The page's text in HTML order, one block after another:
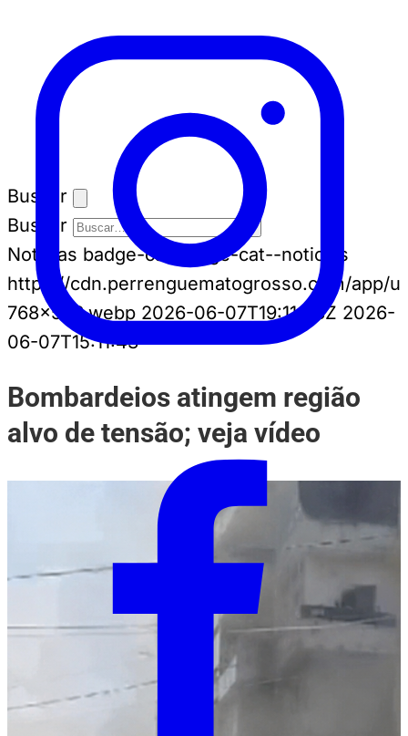
Buscar
Buscar
Notícias badge-cat badge-cat--noticias
https://cdn.perrenguematogrosso.com/app/
768x586.webp 2026-06-07T19:11:43Z 2026-
06-07T15:11:43
Bombardeios atingem região
alvo de tensão; veja vídeo